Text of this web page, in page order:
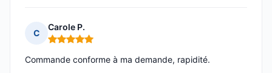
C
Carole P.
Note : 5 sur 5
Commande conforme à ma demande, rapidité.